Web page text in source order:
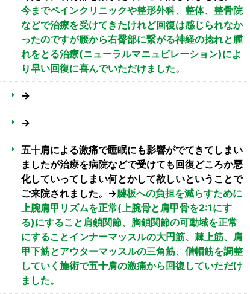
今までペインクリニックや整形外科、整体、整骨院
などで治療を受けてきたけれど回復は感じられなか
ったのですが腰から右臀部に繋がる神経の捻れと腫
れをとる治療(ニューラルマニュピレーション)によ
り早い回復に喜んでいただけました。
→
→
五十肩による激痛で睡眠にも影響がでてきてしまい
ましたが治療を病院などで受けても回復どころか悪
化していってしまい何とかして欲しいということで
ご来院されました。→腱板への負担を減らすために
上腕肩甲リズムを正常(上腕骨と肩甲骨を2:1にす
る)にすること肩鎖関節、胸鎖関節の可動域を正常
にすることインナーマッスルの大円筋、棘上筋、肩
甲下筋とアウターマッスルの三角筋、僧帽筋を調整
していく施術で五十肩の激痛から回復していただけ
ました。